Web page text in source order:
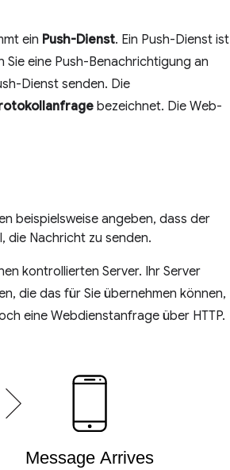
ein Push-Dienst. Ein Push-Dienst ist
eine Push-Benachrichtigung an
Dienst senden. Die
bezeichnet. Die Web-
beispielsweise angeben, dass der
die Nachricht zu senden.
kontrollierten Server. Ihr Server
die das für Sie übernehmen können,
eine Webdienstanfrage über HTTP.